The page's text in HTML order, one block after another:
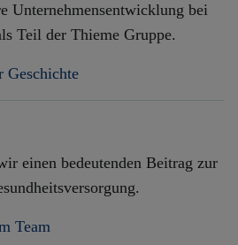
Unternehmensentwicklung bei
Teil der Thieme Gruppe.
Geschichte
einen bedeutenden Beitrag zur
Team